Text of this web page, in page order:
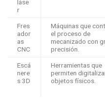
láse
r
Fres
ador
as
CNC
Máquinas que
el proceso de
mecanizado con
precisión.
Escá
nere
s 3D
Herramientas que
permiten
objetos físicos.